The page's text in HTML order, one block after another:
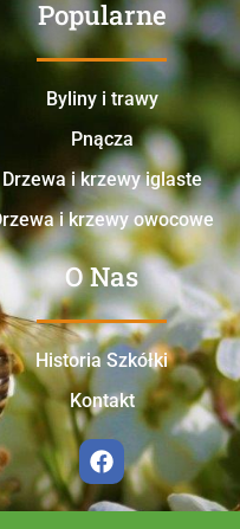
Popularne
Byliny i trawy
Pnącza
Drzewa i krzewy iglaste
i krzewy owocowe
O Nas
Historia Szkółki
Kontakt